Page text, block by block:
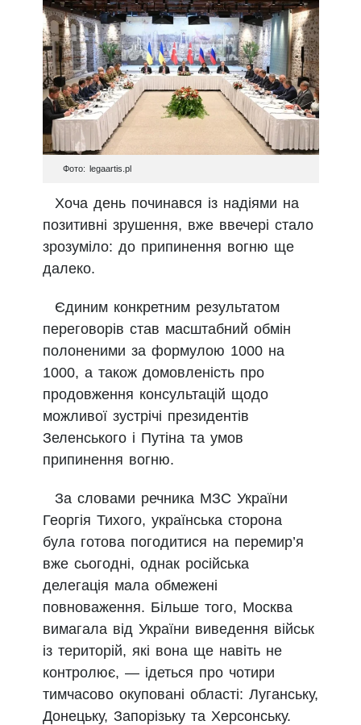
Фото: legaartis.pl
Хоча день починався із надіями на
позитивні зрушення, вже ввечері стало
зрозуміло: до припинення вогню ще
далеко.
Єдиним конкретним результатом
переговорів став масштабний обмін
полоненими за формулою 1000 на
1000, а також домовленість про
продовження консультацій щодо
можливої зустрічі президентів
Зеленського і Путіна та умов
припинення вогню.
За словами речника МЗС України
Георгія Тихого, українська сторона
була готова погодитися на перемир’я
вже сьогодні, однак російська
делегація мала обмежені
повноваження. Більше того, Москва
вимагала від України виведення військ
із територій, які вона ще навіть не
контролює, — ідеться про чотири
тимчасово окуповані області: Луганську,
Донецьку, Запорізьку та Херсонську.